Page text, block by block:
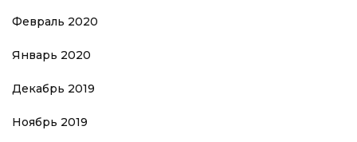
Февраль 2020
Январь 2020
Декабрь 2019
Ноябрь 2019